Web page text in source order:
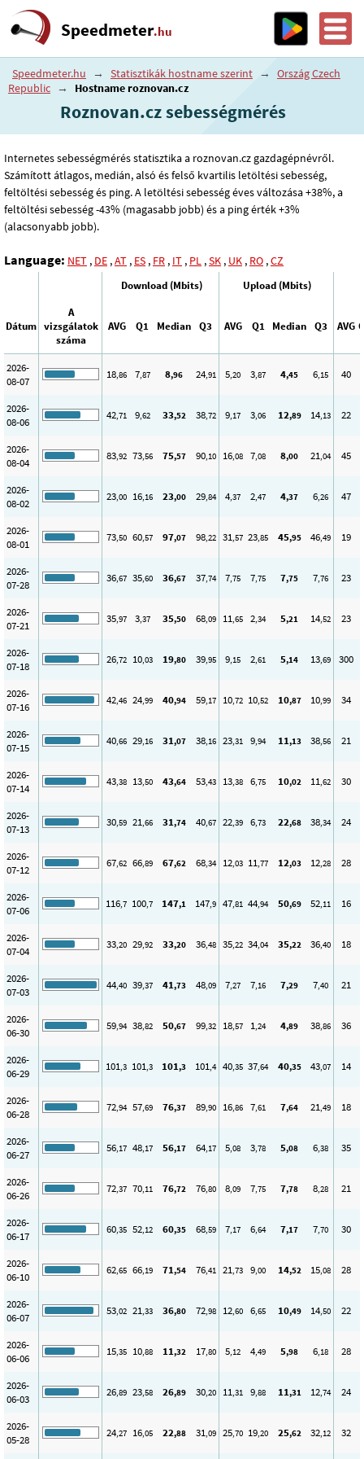
Speedmeter.hu
Speedmeter.hu → Statisztikák hostname szerint →
Ország Czech
Republic → Hostname roznovan.cz
Roznovan.cz sebességmérés
Internetes sebességmérés statisztika a roznovan.cz gazdagépnévről.
Számított átlagos, medián, alsó és felső kvartilis letöltési sebesség,
feltöltési sebesség és ping. A letöltési sebesség éves változása +38%, a
feltöltési sebesség -43% (magasabb jobb) és a ping érték +3%
(alacsonyabb jobb).
Language: NET , DE ,AT , ES , FR , IT , PL ,SK , UK , RO ,CZ
Download (Mbits) Upload (Mbits)
Dátum
A
vizsgálatok
száma
AVG Q1 Median Q3 AVG Q1 Median Q3 AVG
2026-
08-07
18,86 7,87 8,96 24,91 5,20 3,87 4,45 6,15 40
2026-
08-06
42,71 9,62 33,52 38,72 9,17 3,06 12,89 14,13 22
2026-
08-04
83,92 73,56 75,57 90,10 16,08 7,08 8,00 21,04 45
2026-
08-02
23,00 16,16 23,00 29,84 4,37 2,47 4,37 6,26 47
2026-
08-01
73,50 60,57 97,07 98,22 31,57 23,85 45,95 46,49 19
2026-
07-28
36,67 35,60 36,67 37,74 7,75 7,75 7,75 7,76 23
2026-
07-21
35,97 3,37 35,50 68,09 11,65 2,34 5,21 14,52 23
2026-
07-18
26,72 10,03 19,80 39,95 9,15 2,61 5,14 13,69 300
2026-
07-16
42,46 24,99 40,94 59,17 10,72 10,52 10,87 10,99 34
2026-
07-15
40,66 29,16 31,07 38,16 23,31 9,94 11,13 38,56 21
2026-
07-14
43,38 13,50 43,64 53,43 13,38 6,75 10,02 11,62 30
2026-
07-13
30,59 21,66 31,74 40,67 22,39 6,73 22,68 38,34 24
2026-
07-12
67,62 66,89 67,62 68,34 12,03 11,77 12,03 12,28 28
2026-
07-06
116,7 100,7 147,1 147,9 47,81 44,94 50,69 52,11 16
2026-
07-04
33,20 29,92 33,20 36,48 35,22 34,04 35,22 36,40 18
2026-
07-03
44,40 39,37 41,73 48,09 7,27 7,16 7,29 7,40 21
2026-
06-30
59,94 38,82 50,67 99,32 18,57 1,24 4,89 38,86 36
2026-
06-29
101,3 101,3 101,3 101,4 40,35 37,64 40,35 43,07 14
2026-
06-28
72,94 57,69 76,37 89,90 16,86 7,61 7,64 21,49 18
2026-
06-27
56,17 48,17 56,17 64,17 5,08 3,78 5,08 6,38 35
2026-
06-26
72,37 70,11 76,72 76,80 8,09 7,75 7,78 8,28 21
2026-
06-17
60,35 52,12 60,35 68,59 7,17 6,64 7,17 7,70 30
2026-
06-10
62,65 66,19 71,54 76,41 21,73 9,00 14,52 15,08 28
2026-
06-07
53,02 21,33 36,80 72,98 12,60 6,65 10,49 14,50 22
2026-
06-06
15,35 10,88 11,32 17,80 5,12 4,49 5,98 6,18 28
2026-
06-03
26,89 23,58 26,89 30,20 11,31 9,88 11,31 12,74 24
2026-
05-28
24,27 16,05 22,88 31,09 25,70 19,20 25,62 32,12 32